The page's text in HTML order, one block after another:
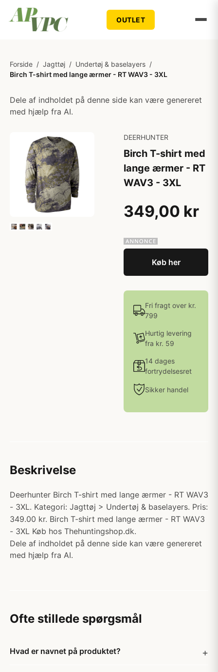
OUTLET
Forside / Jagttøj / Undertøj & baselayers /
Birch T-shirt med lange ærmer - RT WAV3 - 3XL
Dele af indholdet på denne side kan være genereret
med hjælp fra AI.
DEERHUNTER
Birch T-shirt med
lange ærmer - RT
WAV3 - 3XL
349,00 kr
Køb her
Fri fragt over kr.
799
Hurtig levering
fra kr. 59
14 dages
fortrydelsesret
Sikker handel
Beskrivelse
Deerhunter Birch T-shirt med lange ærmer - RT WAV3
- 3XL. Kategori: Jagttøj > Undertøj & baselayers. Pris:
349.00 kr. Birch T-shirt med lange ærmer - RT WAV3
- 3XL Køb hos Thehuntingshop.dk.
Dele af indholdet på denne side kan være genereret
med hjælp fra AI.
Ofte stillede spørgsmål
Hvad er navnet på produktet?